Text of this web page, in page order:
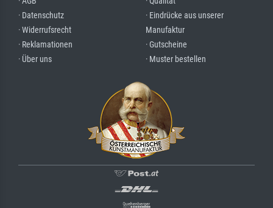
· Datenschutz
· Widerrufsrecht
· Reklamationen
· Über uns
· Eindrücke aus unserer
Manufaktur
· Gutscheine
· Muster bestellen